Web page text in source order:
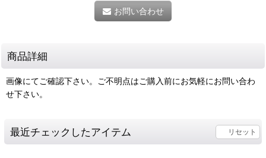
お問い合わせ
商品詳細
画像にてご確認下さい。ご不明点はご購入前にお気軽にお問い合わ
せ下さい。
最近チェックしたアイテム リセット